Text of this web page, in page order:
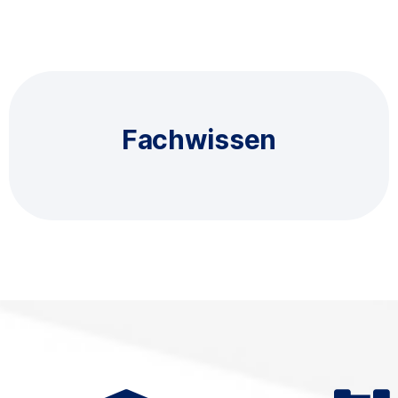
Fachwissen
Das Team von mehr als 50 Fachleuten findet
die beste Lösung für Ihr Unternehmen